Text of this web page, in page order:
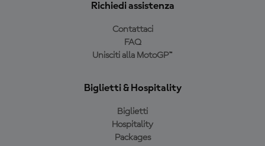
Richiedi assistenza
Contattaci
FAQ
Unisciti alla MotoGP™
Biglietti & Hospitality
Biglietti
Hospitality
Packages